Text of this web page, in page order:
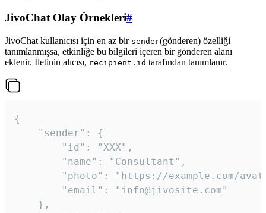
JivoChat Olay Örnekleri#
JivoChat kullanıcısı için en az bir sender(gönderen) özelliği
tanımlanmışsa, etkinliğe bu bilgileri içeren bir gönderen alanı
eklenir. İletinin alıcısı, recipient.id tarafından tanımlanır.
{